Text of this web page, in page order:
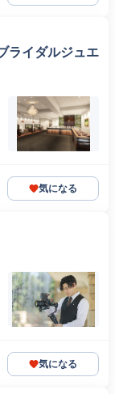
ライダルジュエ
気になる
気になる